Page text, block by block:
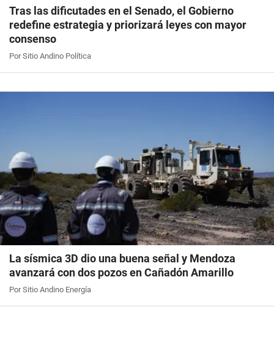
Tras las dificutades en el Senado, el Gobierno
redefine estrategia y priorizará leyes con mayor
consenso
Por Sitio Andino Política
La sísmica 3D dio una buena señal y Mendoza
avanzará con dos pozos en Cañadón Amarillo
Por Sitio Andino Energía